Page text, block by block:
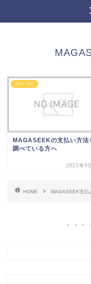
支払い方法
MAGASEEKの支払い方法
調べている方へ
2022年9
HOME MAGASEEK支払